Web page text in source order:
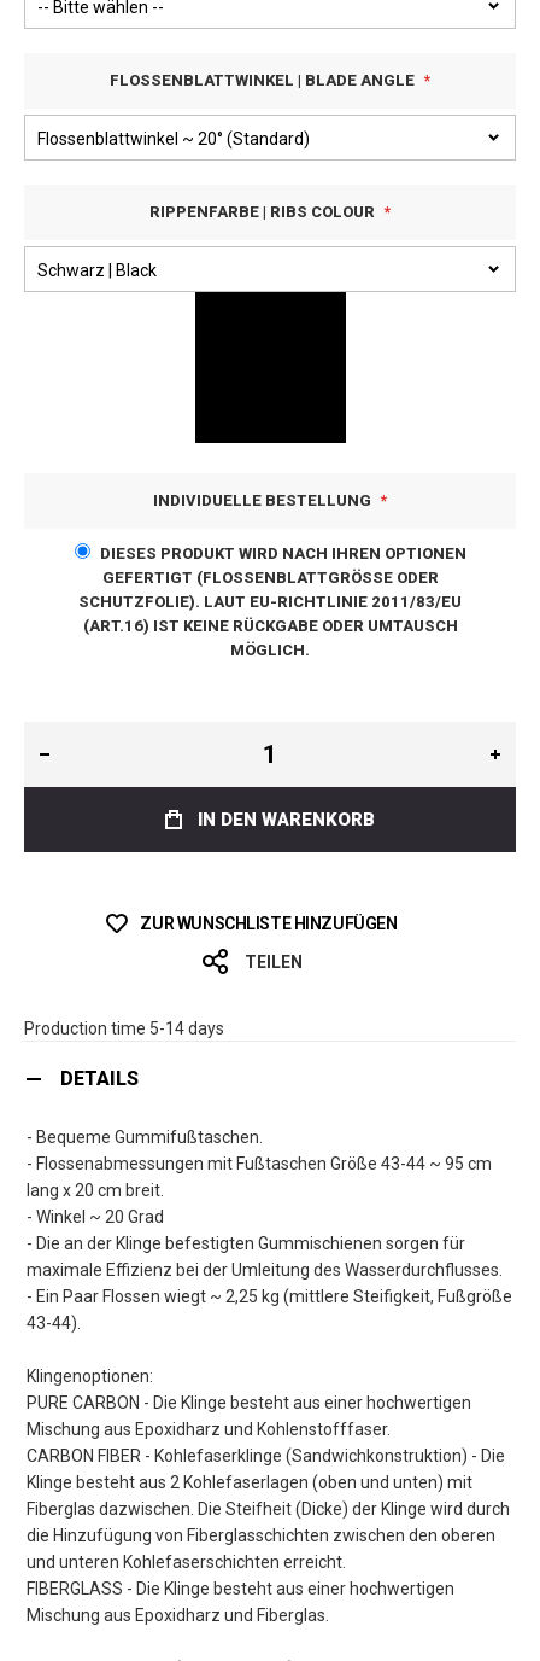
FLOSSENBLATTWINKEL | BLADE ANGLE
RIPPENFARBE | RIBS COLOUR
INDIVIDUELLE BESTELLUNG
DIESES PRODUKT WIRD NACH IHREN OPTIONEN
GEFERTIGT (FLOSSENBLATTGRÖSSE ODER S
CHUTZFOLIE). LAUT EU-RICHTLINIE 2011/83/EU (
ART.16) IST KEINE RÜCKGABE ODER UMTAUSCH M
ÖGLICH.
IN DEN WARENKORB
ZUR WUNSCHLISTE HINZUFÜGEN
TEILEN
Production time 5-14 days
DETAILS
- Bequeme Gummifußtaschen.
- Flossenabmessungen mit Fußtaschen Größe 43-44 ~ 95 cm
lang x 20 cm breit.
- Winkel ~ 20 Grad
- Die an der Klinge befestigten Gummischienen sorgen für
maximale Effizienz bei der Umleitung des Wasserdurchflusses.
- Ein Paar Flossen wiegt ~ 2,25 kg (mittlere Steifigkeit, Fußgröße
43-44).
Klingenoptionen:
PURE CARBON - Die Klinge besteht aus einer hochwertigen
Mischung aus Epoxidharz und Kohlenstofffaser.
CARBON FIBER - Kohlefaserklinge (Sandwichkonstruktion) - Die
Klinge besteht aus 2 Kohlefaserlagen (oben und unten) mit
Fiberglas dazwischen. Die Steifheit (Dicke) der Klinge wird durch
die Hinzufügung von Fiberglasschichten zwischen den oberen
und unteren Kohlefaserschichten erreicht.
FIBERGLASS - Die Klinge besteht aus einer hochwertigen
Mischung aus Epoxidharz und Fiberglas.